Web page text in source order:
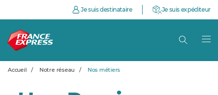
Je suis destinataire Je suis expéditeur
Accueil / Notre réseau / Nos métiers